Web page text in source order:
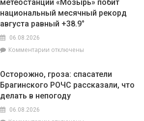
7
августа
в
проверила
готовность
торговых
началу
метеостанции «Мозырь» побит
национальный месячный рекорд
августа равный +38.9°
06.08.2026
Комментарии к
ставит
рекорды.
На
отключены
Осторожно, гроза: спасатели
Брагинского РОЧС рассказали, что
делать в непогоду
06.08.2026